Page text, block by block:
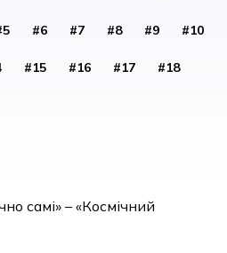
#6 #7 #8 #9 #10
#15 #16 #17 #18
самі» – «Космічний